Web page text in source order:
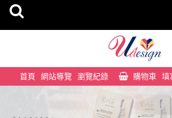
首頁 網站導覽 瀏覽紀錄 購物車 填